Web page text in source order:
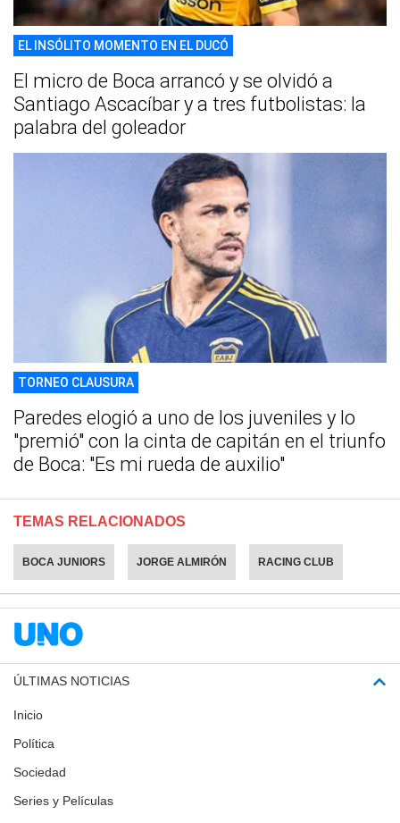
EL INSÓLITO MOMENTO EN EL DUCÓ
El micro de Boca arrancó y se olvidó a
Santiago Ascacíbar y a tres futbolistas: la
palabra del goleador
TORNEO CLAUSURA
Paredes elogió a uno de los juveniles y lo
"premió" con la cinta de capitán en el triunfo
de Boca: "Es mi rueda de auxilio"
TEMAS RELACIONADOS
BOCA JUNIORS JORGE ALMIRÓN RACING CLUB
ÚLTIMAS NOTICIAS
Inicio
Política
Sociedad
Series y Películas